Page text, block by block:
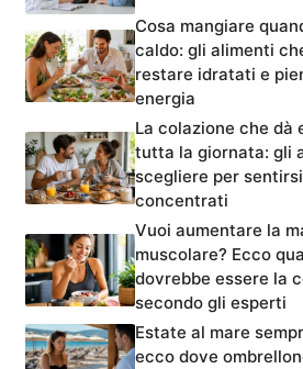
Cosa mangiare
caldo: gli alimenti
restare idratati e
energia
La colazione che dà
tutta la giornata: gli
scegliere per
concentrati
Vuoi aumentare la
muscolare? Ecco
dovrebbe essere la
secondo gli esperti
Estate al mare
ecco dove